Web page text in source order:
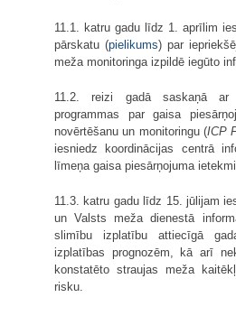
11.1. katru gadu līdz 1. aprīlim
pārskatu (pielikums) par
meža monitoringa izpildē iegūto
11.2. reizi gadā saskaņā ar
programmas par gaisa
novērtēšanu un monitoringu (ICP
iesniedz koordinācijas centrā
līmeņa gaisa piesārņojuma
11.3. katru gadu līdz 15. jūlijam
un Valsts meža dienestā
slimību izplatību attiecīgā
izplatības prognozēm, kā arī
konstatēto straujas meža
risku.